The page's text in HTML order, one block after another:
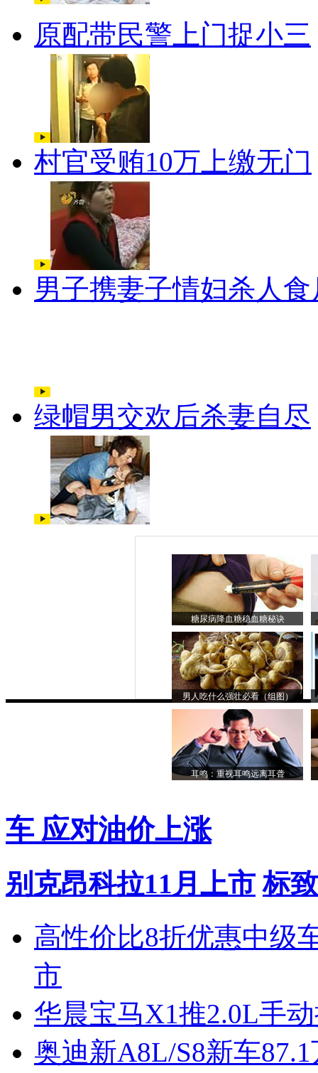
原配带民警上门捉小三
村官受贿10万上缴无门
男子携妻子情妇杀人食
绿帽男交欢后杀妻自尽
糖尿病降血糖稳血糖秘诀
男人吃什么强壮必看（组图）
耳鸣：重视耳鸣远离耳聋
车 应对油价上涨
别克昂科拉11月上市 标
高性价比8折优惠中级
市
华晨宝马X1推2.0L手
奥迪新A8L/S8新车